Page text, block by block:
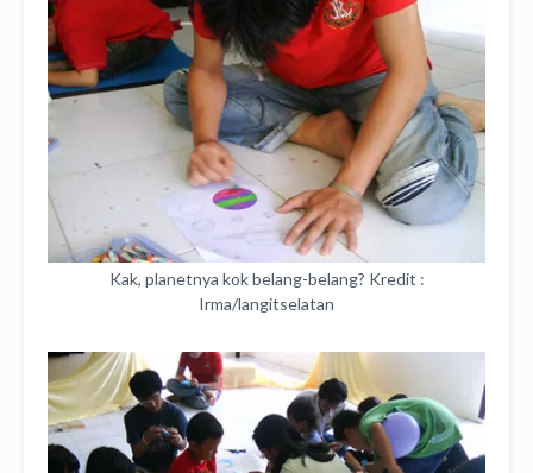
Kak, planetnya kok belang-belang? Kredit :
Irma/langitselatan